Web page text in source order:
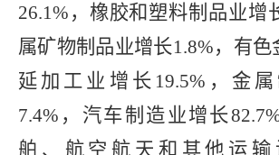
26.1% ，橡胶和塑料制品业增
属矿物制品业增长1.8%，有色
延加工业增长 19.5% ，金
7.4% ，汽车制造业增长
舶、航空航天和其他运输